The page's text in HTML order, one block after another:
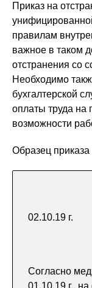
Приказ на
правилам
важное в таком
отстранения со
Необходимо
бухгалтерской
оплаты труда на
возможности
Образец
02.10.19 г.
Согласно
01.10.19 г.,